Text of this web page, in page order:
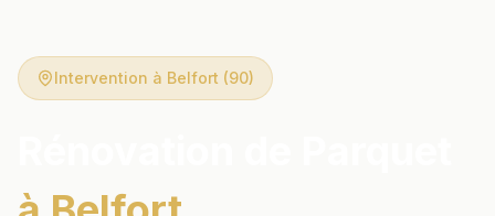
Intervention à Belfort (90)